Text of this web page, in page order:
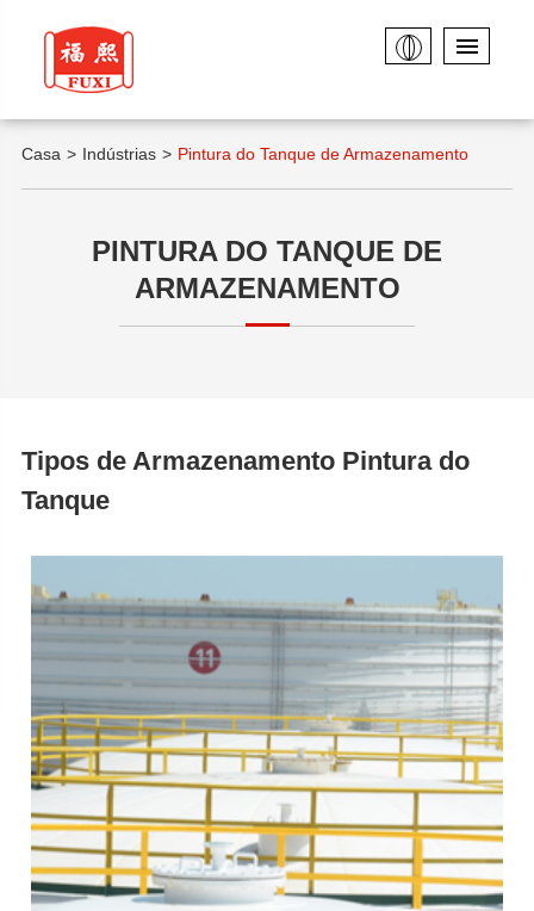
Casa Indústrias Pintura do Tanque de Armazenamento
PINTURA DO TANQUE DE
ARMAZENAMENTO
Tipos de Armazenamento Pintura do
Tanque